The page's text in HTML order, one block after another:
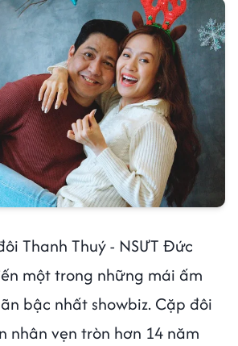
Thanh Thuý - NSƯT Đức
một trong những mái ấm
bậc nhất showbiz. Cặp đôi
nhân vẹn tròn hơn 14 năm